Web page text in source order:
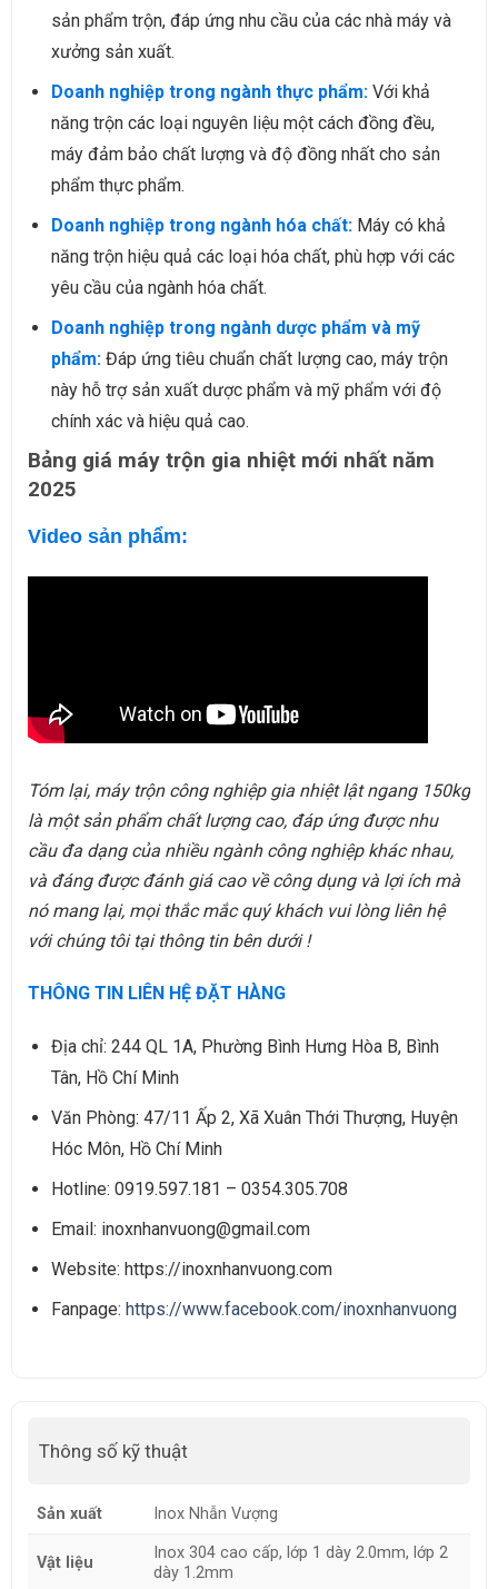
sản phẩm trộn, đáp ứng nhu cầu của các nhà máy và
xưởng sản xuất.
Doanh nghiệp trong ngành thực phẩm:Với khả
năng trộn các loại nguyên liệu một cách đồng đều,
máy đảm bảo chất lượng và độ đồng nhất cho sản
phẩm thực phẩm.
Doanh nghiệp trong ngành hóa chất:Máy có khả
năng trộn hiệu quả các loại hóa chất, phù hợp với các
yêu cầu của ngành hóa chất.
Doanh nghiệp trong ngành dược phẩm và mỹ
phẩm:Đáp ứng tiêu chuẩn chất lượng cao, máy trộn
này hỗ trợ sản xuất dược phẩm và mỹ phẩm với độ
chính xác và hiệu quả cao.
Bảng giá máy trộn gia nhiệt mới nhất năm
2025
Video sản phẩm:
Tóm lại, máy trộn công nghiệp gia nhiệt lật ngang 150kg
là một sản phẩm chất lượng cao, đáp ứng được nhu
cầu đa dạng của nhiều ngành công nghiệp khác nhau,
và đáng được đánh giá cao về công dụng và lợi ích mà
nó mang lại, mọi thắc mắc quý khách vui lòng liên hệ
với chúng tôi tại thông tin bên dưới !
THÔNG TIN LIÊN HỆ ĐẶT HÀNG
Địa chỉ: 244 QL 1A, Phường Bình Hưng Hòa B, Bình
Tân, Hồ Chí Minh
Văn Phòng: 47/11 Ấp 2, Xã Xuân Thới Thượng, Huyện
Hóc Môn, Hồ Chí Minh
Hotline: 0919.597.181 – 0354.305.708
Email: inoxnhanvuong@gmail.com
Website: https://inoxnhanvuong.com
Fanpage: https://www.facebook.com/inoxnhanvuong
Thông số kỹ thuật
Sản xuất Inox Nhẫn Vượng
Vật liệu
Inox 304 cao cấp, lớp 1 dày 2.0mm, lớp 2
dày 1.2mm